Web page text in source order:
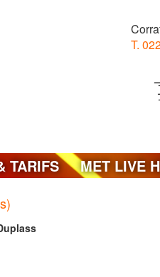
T.
TARIFS MET LIVE